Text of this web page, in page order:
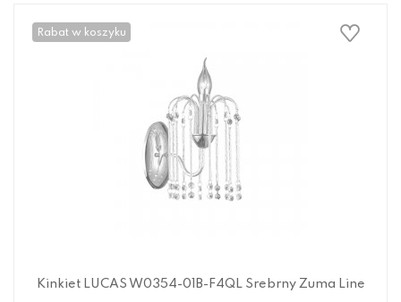
Rabat w koszyku
Kinkiet LUCAS W0354-01B-F4QL Srebrny Zuma Line